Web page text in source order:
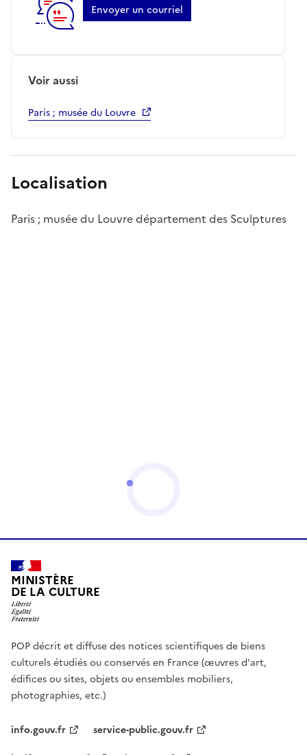
Envoyer un courriel
Voir aussi
Paris ; musée du Louvre
Localisation
Paris ; musée du Louvre département des Sculptures
MINISTÈRE
DE LA CULTURE
POP décrit et diffuse des notices scientifiques de biens
culturels étudiés ou conservés en France (œuvres d'art,
édifices ou sites, objets ou ensembles mobiliers,
photographies, etc.)
info.gouv.fr
service-public.gouv.fr